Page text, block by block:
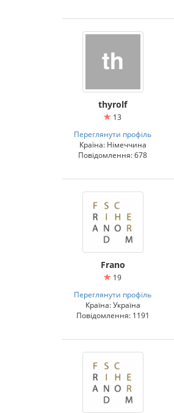
thyrolf
13
Переглянути профіль
Країна: Німеччина
Повідомлення: 678
Frano
19
Переглянути профіль
Країна: Україна
Повідомлення: 1191